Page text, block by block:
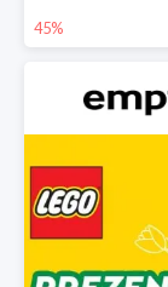
45%